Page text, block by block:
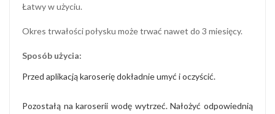
Łatwy w użyciu.
Okres trwałości połysku może trwać nawet do 3 miesięcy.
Sposób użycia:
Przed aplikacją karoserię dokładnie umyć i oczyścić.
Pozostałą na karoserii wodę wytrzeć. Nałożyć odpowiednią